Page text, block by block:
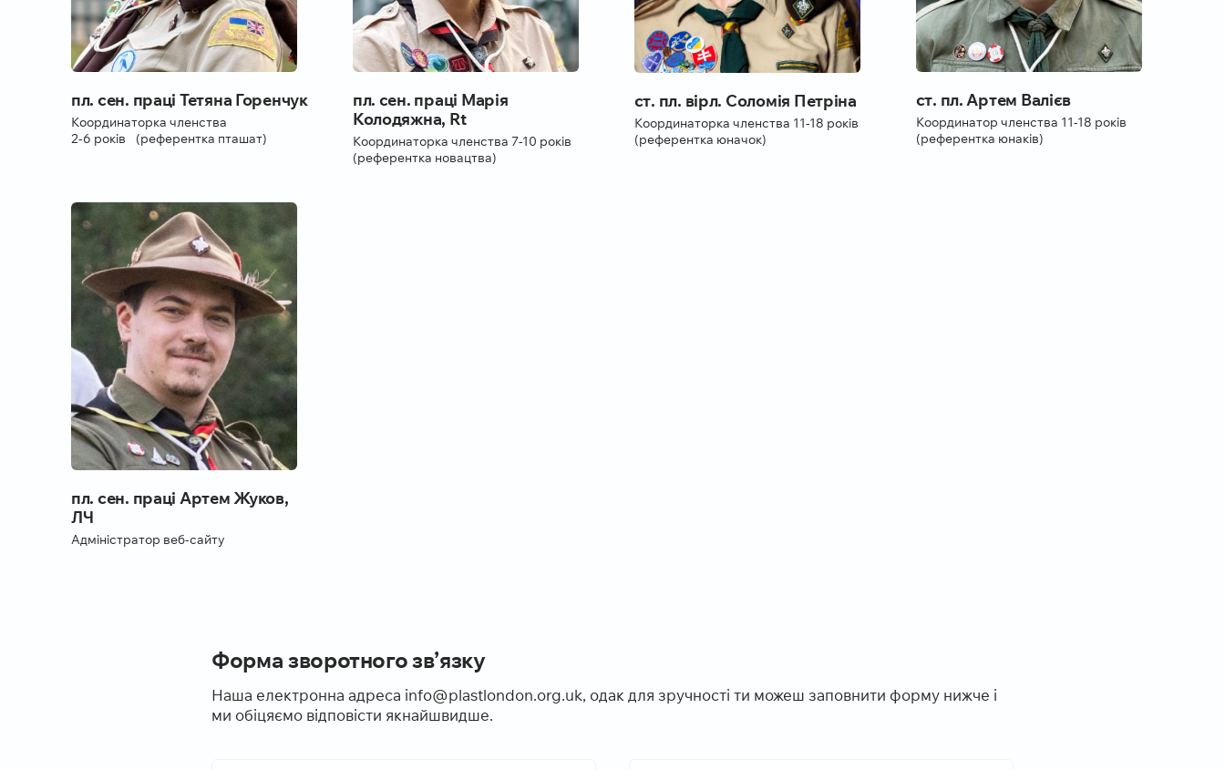
пл. сен. праці Тетяна Горенчук
Координаторка членства
2-6 років (референтка пташат)
пл. сен. праці Марія
Колодяжна, Rt
Координаторка членства 7-10 років
(референтка новацтва)
ст. пл. вірл. Соломія Петріна
Координаторка членства 11-18 років
(референтка юначок)
ст. пл. Артем Валієв
Координатор членства 11-18 років
(референтка юнаків)
пл. сен. праці Артем Жуков,
ЛЧ
Адміністратор веб-сайту
Форма зворотного зв’язку
Наша електронна адреса info@plastlondon.org.uk, одак для зручності ти можеш заповнити форму нижче і
ми обіцяємо відповісти якнайшвидше.